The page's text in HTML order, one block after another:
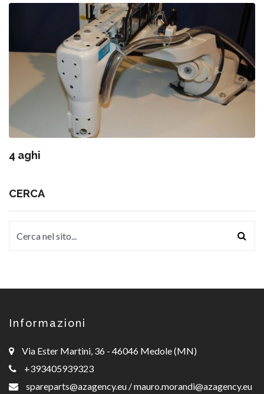
4 aghi
CERCA
Informazioni
Via Ester Martini, 36 - 46046 Medole (MN)
+393405939323
spareparts@azagency.eu /mauro.morandi@azagency.eu